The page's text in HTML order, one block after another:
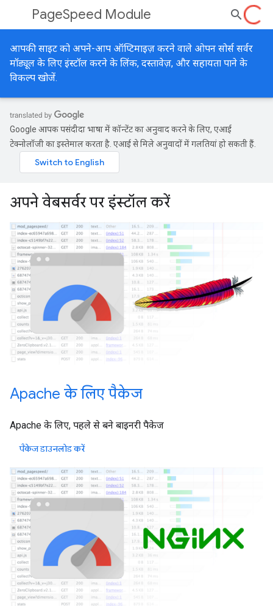
PageSpeed Module
आपकी साइट को अपने-आप ऑप्टिमाइज़ करने वाले ओपन सोर्स सर्वर
मॉड्यूल के लिए इंस्टॉल करने के लिंक, दस्तावेज़, और सहायता पाने के
विकल्प खोजें.
Google आपकी पसंदीदा भाषा में कॉन्टेंट का अनुवाद करने के लिए, एआई
टेक्नोलॉजी का इस्तेमाल करता है. एआई से मिले अनुवादों में गलतियां हो सकती हैं.
अपने वेबसर्वर पर इंस्टॉल करें
Apache के लिए पैकेज
Apache के लिए, पहले से बने बाइनरी पैकेज
पैकेज डाउनलोड करें